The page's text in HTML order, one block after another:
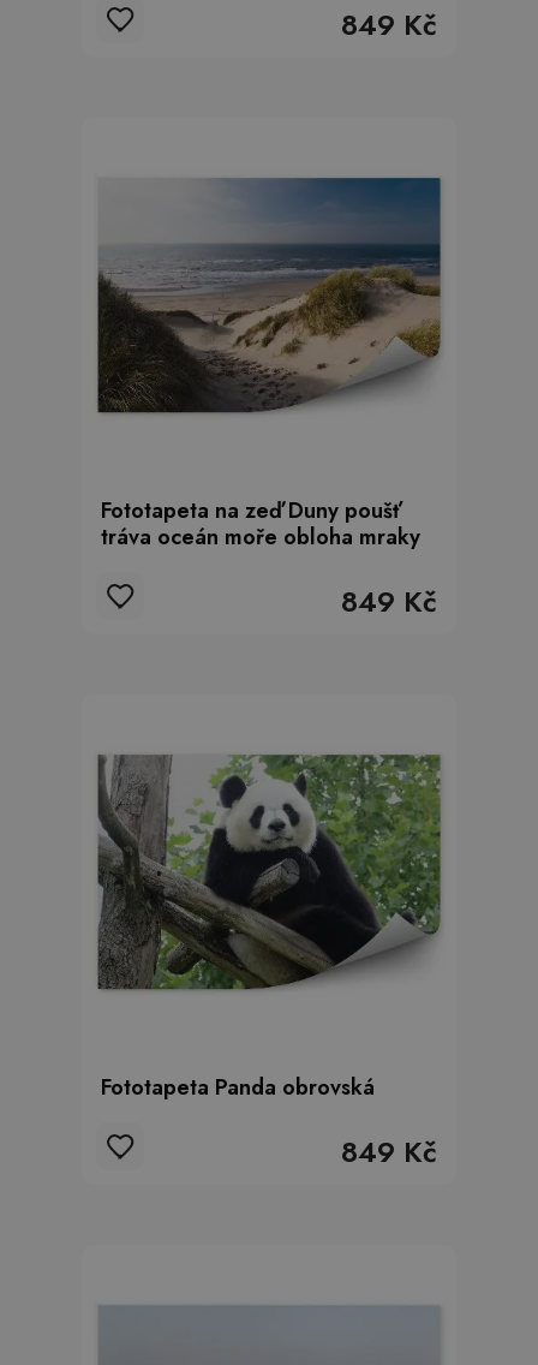
849 Kč
Fototapeta na zeď Duny poušť
tráva oceán moře obloha mraky
849 Kč
Fototapeta Panda obrovská
849 Kč